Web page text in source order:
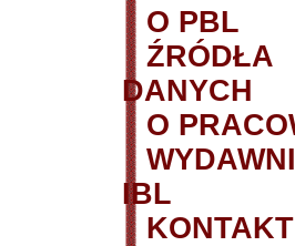
O PBL
ŹRÓDŁA
DANYCH
O
IBL
KONTAKT